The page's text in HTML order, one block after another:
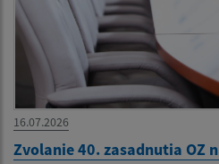
16.07.2026
Zvolanie 40. zasadnutia OZ